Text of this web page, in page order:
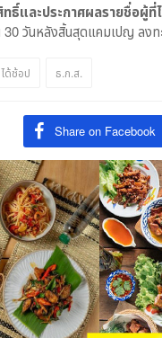
ธิ์และประกาศผลรายชื่อผู้ที่
30 วันหลังสิ้นสุดแคมเปญ ล
ด้ช้อป ธ.ก.ส.
Share on Facebook